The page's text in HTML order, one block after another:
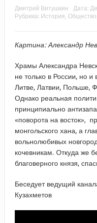
Дмитрий Витушкин Дата:
Рубрика: История Общество
Картина: Александр
Храмы Александра
не только в России, но
Литве, Латвии, Польше,
Однако реальная
принципиально
«поворота на восток»,
монгольского хана, а
вольнолюбивых
кочевникам. Откуда же
благоверного князя,
Беседует ведущий
Кузахметов